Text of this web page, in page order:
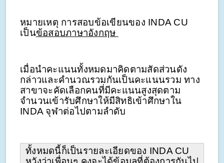
หมายเหตุ การสอบข้อเขียนของ INDA CU
เป็นข้อสอบภาษาอังกฤษ
เมื่อนำคะแนนทั้งหมดมาคิดตามสัดส่วนดัง
กล่าวและคำนวณรวมกันเป็นคะแนนรวม ทาง
สาขาจะคัดเลือกคนที่มีคะแนนสูงสุดตาม
จำนวนเข้ารับศึกษาให้มีสิทธิเข้าศึกษาใน
INDA จุฬาต่อไปตามลำดับ
ทั้งหมดนี้ก็เป็นรายละเอียดของ INDA CU